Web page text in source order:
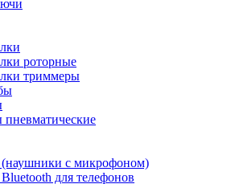
роторные
триммеры
пневматические
с микрофоном)
для телефонов